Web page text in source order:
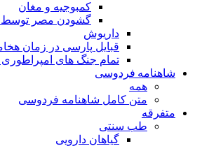
کمبوجیه و مغان
گشودن مصر توسط
داریوش
قبایل پارسی در زمان
تمام جنگ های
شاهنامه فردوسی
همه
متن کامل شاهنامه فردوسی
متفرقه
طب سنتی
گیاهان دارویی